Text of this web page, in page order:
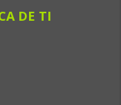
DE TI